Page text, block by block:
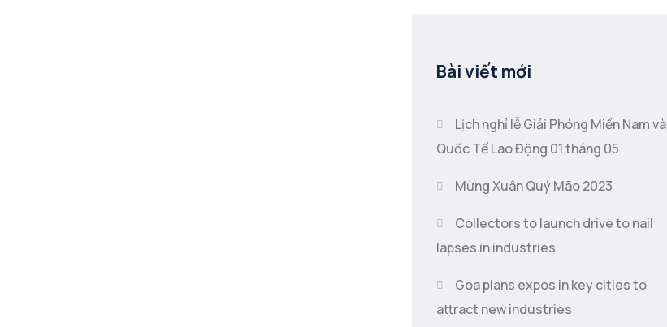
Bài viết mới
Lịch nghỉ lễ Giải Phóng Miền Nam và
Quốc Tế Lao Động 01 tháng 05
Mừng Xuân Quý Mão 2023
Collectors to launch drive to nail
lapses in industries
Goa plans expos in key cities to
attract new industries